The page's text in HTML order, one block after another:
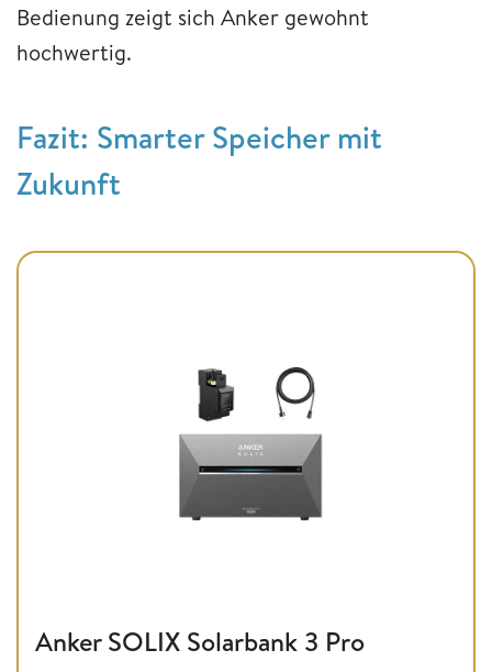
Bedienung zeigt sich Anker gewohnt
hochwertig.
Fazit: Smarter Speicher mit
Zukunft
Anker SOLIX Solarbank 3 Pro